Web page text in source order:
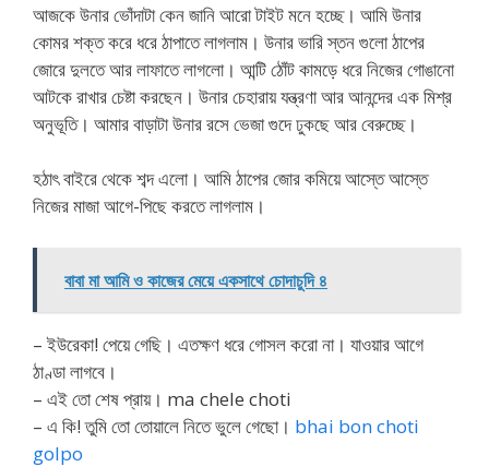
আজকে উনার ভোঁদাটা কেন জানি আরো টাইট মনে হচ্ছে। আমি উনার
কোমর শক্ত করে ধরে ঠাপাতে লাগলাম। উনার ভারি স্তন গুলো ঠাপের
জোরে দুলতে আর লাফাতে লাগলো। আন্টি ঠোঁট কামড়ে ধরে নিজের গোঙানো
আটকে রাখার চেষ্টা করছেন। উনার চেহারায় যন্ত্রণা আর আনন্দের এক মিশ্র
অনুভূতি। আমার বাড়াটা উনার রসে ভেজা গুদে ঢুকছে আর বেরুচ্ছে।
হঠাৎ বাইরে থেকে শব্দ এলো। আমি ঠাপের জোর কমিয়ে আস্তে আস্তে
নিজের মাজা আগে-পিছে করতে লাগলাম।
বাবা মা আমি ও কাজের মেয়ে একসাথে চোদাচুদি ৪
– ইউরেকা! পেয়ে গেছি। এতক্ষণ ধরে গোসল করো না। যাওয়ার আগে
ঠাণ্ডা লাগবে।
– এই তো শেষ প্রায়। ma chele choti
– এ কি! তুমি তো তোয়ালে নিতে ভুলে গেছো। bhai bon choti
golpo